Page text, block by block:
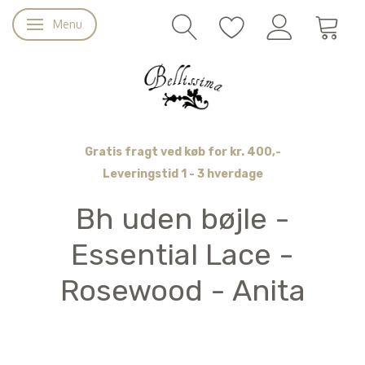
Skifte navigation
Menu
Gratis fragt ved køb for kr. 400,-
Leveringstid 1 - 3 hverdage
Bh uden bøjle -
Essential Lace -
Rosewood - Anita